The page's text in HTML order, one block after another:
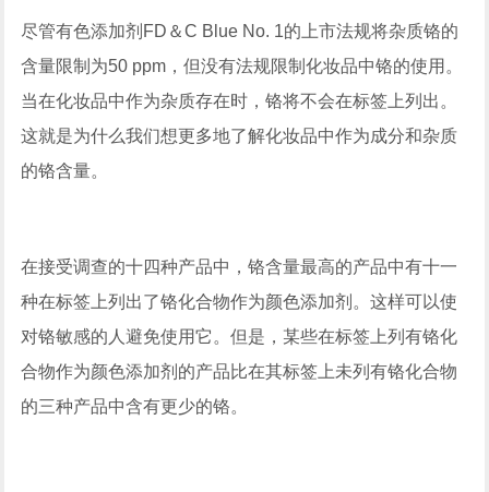
尽管有色添加剂FD＆C Blue No. 1的上市法规将杂质铬的
含量限制为50 ppm，但没有法规限制化妆品中铬的使用。
当在化妆品中作为杂质存在时，铬将不会在标签上列出。
这就是为什么我们想更多地了解化妆品中作为成分和杂质
的铬含量。
在接受调查的十四种产品中，铬含量最高的产品中有十一
种在标签上列出了铬化合物作为颜色添加剂。这样可以使
对铬敏感的人避免使用它。但是，某些在标签上列有铬化
合物作为颜色添加剂的产品比在其标签上未列有铬化合物
的三种产品中含有更少的铬。